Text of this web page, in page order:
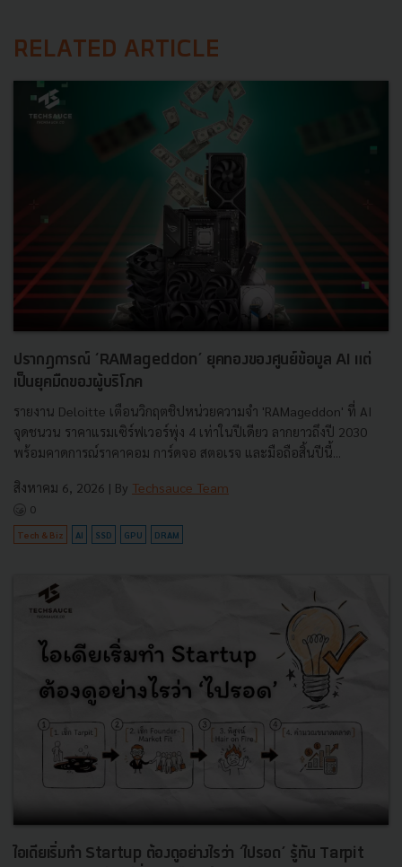
RELATED ARTICLE
ปรากฏการณ์ ‘RAMageddon’ ยุคทองของศูนย์ข้อมูล AI แต่
เป็นยุคมืดของผู้บริโภค
รายงาน Deloitte เตือนวิกฤตชิปหน่วยความจำ 'RAMageddon' ที่ AI
จุดชนวน ราคาแรมเซิร์ฟเวอร์พุ่ง 4 เท่าในปีเดียว ลากยาวถึงปี 2030
พร้อมคาดการณ์ราคาคอม การ์ดจอ สตอเรจ และมือถือสิ้นปีนี้...
สิงหาคม 6, 2026 | By Techsauce Team
0
Tech & Biz AI SSD GPU DRAM
ไอเดียเริ่มทำ Startup ต้องดูอย่างไรว่า ‘ไปรอด’ รู้ทัน Tarpit